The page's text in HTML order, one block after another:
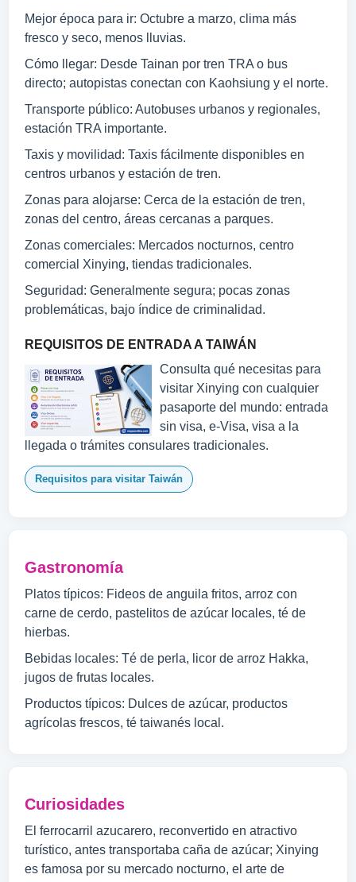
Mejor época para ir: Octubre a marzo, clima más
fresco y seco, menos lluvias.
Cómo llegar: Desde Tainan por tren TRA o bus
directo; autopistas conectan con Kaohsiung y el norte.
Transporte público: Autobuses urbanos y regionales,
estación TRA importante.
Taxis y movilidad: Taxis fácilmente disponibles en
centros urbanos y estación de tren.
Zonas para alojarse: Cerca de la estación de tren,
zonas del centro, áreas cercanas a parques.
Zonas comerciales: Mercados nocturnos, centro
comercial Xinying, tiendas tradicionales.
Seguridad: Generalmente segura; pocas zonas
problemáticas, bajo índice de criminalidad.
REQUISITOS DE ENTRADA A TAIWÁN
Consulta qué necesitas para
visitar Xinying con cualquier
pasaporte del mundo: entrada
sin visa, e-Visa, visa a la
llegada o trámites consulares tradicionales.
Requisitos para visitar Taiwán
Gastronomía
Platos típicos: Fideos de anguila fritos, arroz con
carne de cerdo, pastelitos de azúcar locales, té de
hierbas.
Bebidas locales: Té de perla, licor de arroz Hakka,
jugos de frutas locales.
Productos típicos: Dulces de azúcar, productos
agrícolas frescos, té taiwanés local.
Curiosidades
El ferrocarril azucarero, reconvertido en atractivo
turístico, antes transportaba caña de azúcar; Xinying
es famosa por su mercado nocturno, el arte de